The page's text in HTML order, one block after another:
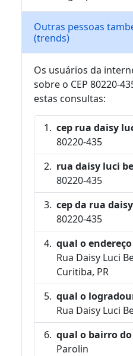
Outras pessoas
(trends)
Os usuários da
sobre o CEP 80220-
estas consultas:
cep rua daisy
80220-435
rua daisy luci
80220-435
cep da rua
80220-435
qual o endereço
Rua Daisy Luci
Curitiba, PR
qual o
Rua Daisy Luci
qual o bairro do
Parolin